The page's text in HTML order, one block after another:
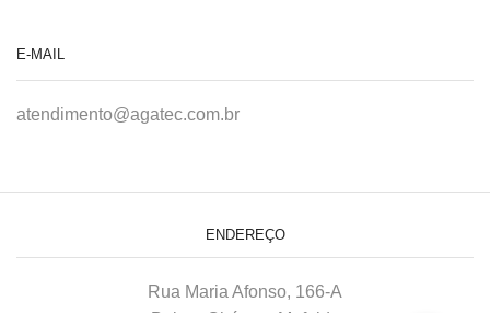
E-MAIL
atendimento@agatec.com.br
ENDEREÇO
Rua Maria Afonso, 166-A